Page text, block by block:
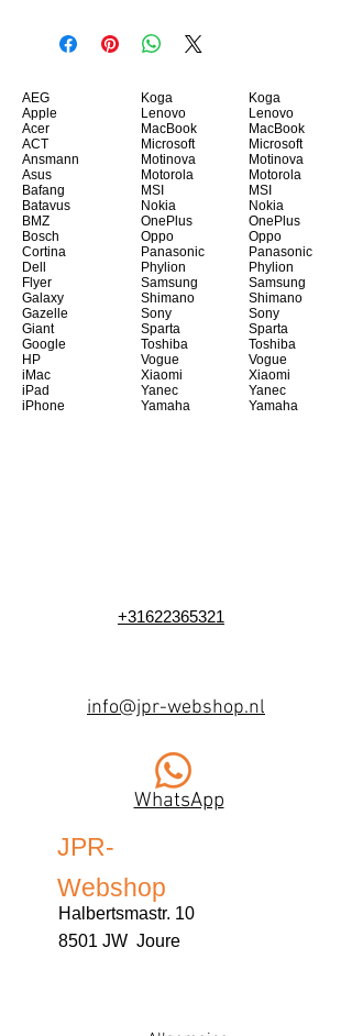
AEG
Apple
Acer
ACT
Ansmann
Asus
Bafang
Batavus
BMZ
Bosch
Cortina
Dell
Flyer
Galaxy
Gazelle
Giant
Google
HP
iMac
iPad
iPhone
Koga
Lenovo
MacBook
Microsoft
Motinova
Motorola
MSI
Nokia
OnePlus
Oppo
Panasonic
Phylion
Samsung
Shimano
Sony
Sparta
Toshiba
Vogue
Xiaomi
Yanec
Yamaha
Koga
Lenovo
MacBook
Microsoft
Motinova
Motorola
MSI
Nokia
OnePlus
Oppo
Panasonic
Phylion
Samsung
Shimano
Sony
Sparta
Toshiba
Vogue
Xiaomi
Yanec
Yamaha
+31622365321
info@jpr-webshop.nl
WhatsApp
JPR-
Webshop
Halbertsmastr. 10
8501 JW Joure